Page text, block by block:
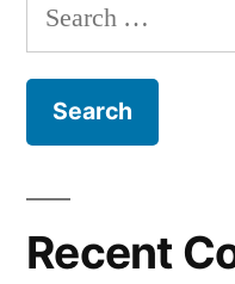
for:
Recent